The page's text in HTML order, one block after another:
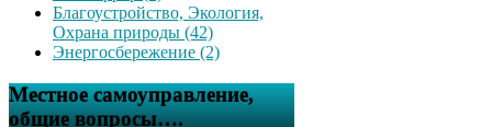
Благоустройство, Экология,
Охрана природы (42)
Энергосбережение (2)
Местное самоуправление,
общие вопросы….